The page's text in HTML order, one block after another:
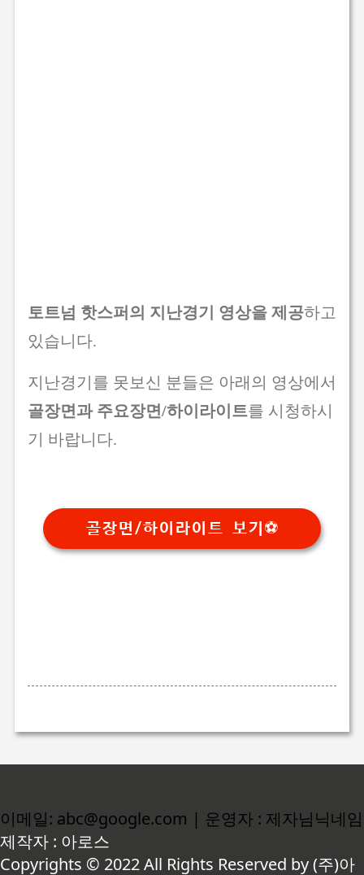
토트넘 핫스퍼의 지난경기 영상을 제공하고
있습니다.
지난경기를 못보신 분들은 아래의 영상에서
골장면과 주요장면/하이라이트를 시청하시
기 바랍니다.
골장면/하이라이트 보기⚽
이메일: abc@google.com | 운영자 : 제자님닉네임
제작자 : 아로스
Copyrights © 2022 All Rights Reserved by (주)아